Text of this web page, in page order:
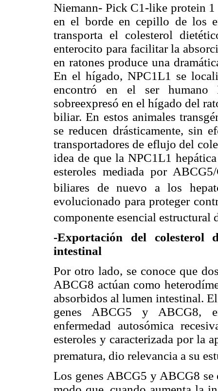
Niemann- Pick C1-like protein 1
en el borde en cepillo de los
transporta el colesterol
enterocito para facilitar la
en ratones produce una
En el hígado, NPC1L1 se
encontró en el ser humano
sobreexpresó en el hígado del
biliar. En estos animales
se reducen drásticamente, sin
transportadores de eflujo del
idea de que la NPC1L1
esteroles mediada por
biliares de nuevo a los
evolucionado para proteger
componente esencial estructural
-Exportación del colesterol
intestinal
Por otro lado, se conoce que
ABCG8 actúan como
absorbidos al lumen intestinal.
genes ABCG5 y ABCG8,
enfermedad autosómica
esteroles y caracterizada por la
prematura, dio relevancia a su
Los genes ABCG5 y ABCG8 se